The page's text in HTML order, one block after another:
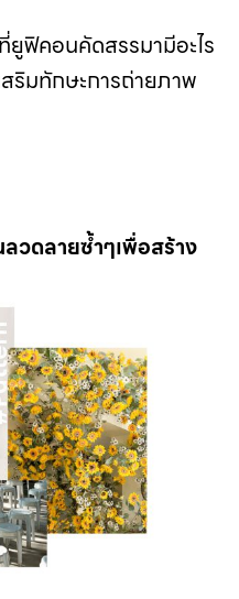
ฟิคอนคัดสรรมามีอะไร
สริมทักษะการถ่ายภาพ
วดลายซ้ำๆเพื่อสร้าง